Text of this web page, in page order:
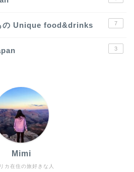
の Unique food&drinks 7
3
カ在住の旅好きな人
Mimi